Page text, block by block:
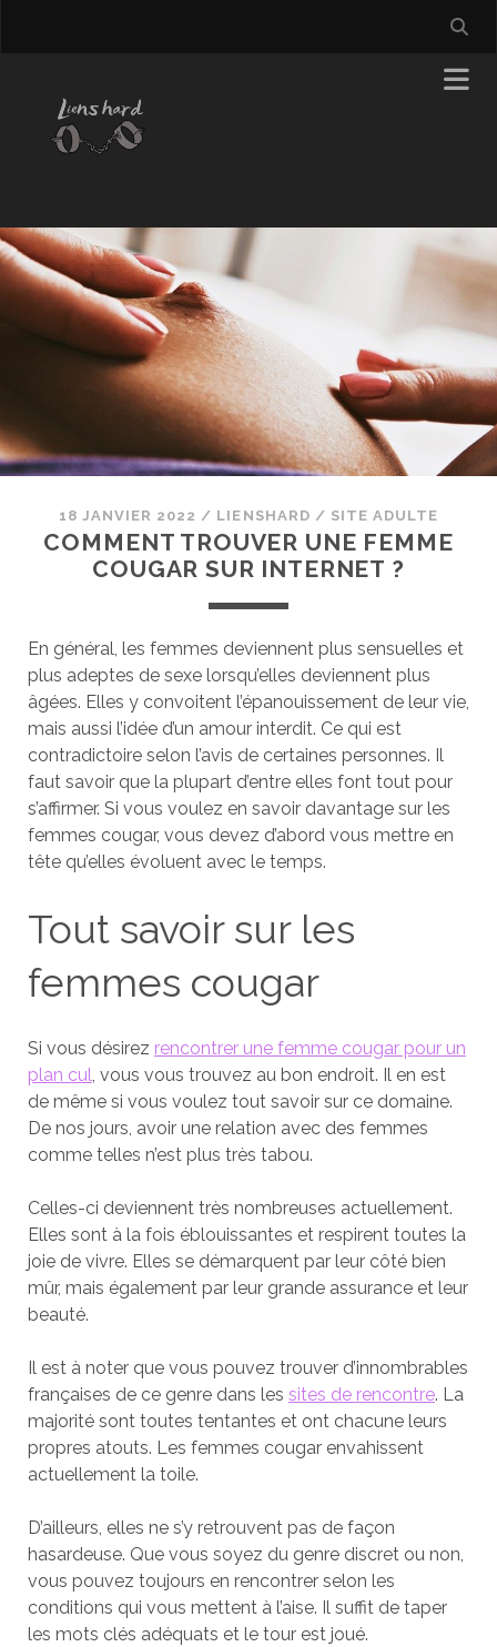
18 JANVIER 2022 / LIENSHARD / SITE ADULTE
COMMENT TROUVER UNE FEMME
COUGAR SUR INTERNET ?
En général, les femmes deviennent plus sensuelles et
plus adeptes de sexe lorsqu’elles deviennent plus
âgées. Elles y convoitent l’épanouissement de leur vie,
mais aussi l’idée d’un amour interdit. Ce qui est
contradictoire selon l’avis de certaines personnes. Il
faut savoir que la plupart d’entre elles font tout pour
s’affirmer. Si vous voulez en savoir davantage sur les
femmes cougar, vous devez d’abord vous mettre en
tête qu’elles évoluent avec le temps.
Tout savoir sur les
femmes cougar
Si vous désirez rencontrer une femme cougar pour un
plan cul, vous vous trouvez au bon endroit. Il en est
de même si vous voulez tout savoir sur ce domaine.
De nos jours, avoir une relation avec des femmes
comme telles n’est plus très tabou.
Celles-ci deviennent très nombreuses actuellement.
Elles sont à la fois éblouissantes et respirent toutes la
joie de vivre. Elles se démarquent par leur côté bien
mûr, mais également par leur grande assurance et leur
beauté.
Il est à noter que vous pouvez trouver d’innombrables
françaises de ce genre dans les sites de rencontre. La
majorité sont toutes tentantes et ont chacune leurs
propres atouts. Les femmes cougar envahissent
actuellement la toile.
D’ailleurs, elles ne s’y retrouvent pas de façon
hasardeuse. Que vous soyez du genre discret ou non,
vous pouvez toujours en rencontrer selon les
conditions qui vous mettent à l’aise. Il suffit de taper
les mots clés adéquats et le tour est joué.